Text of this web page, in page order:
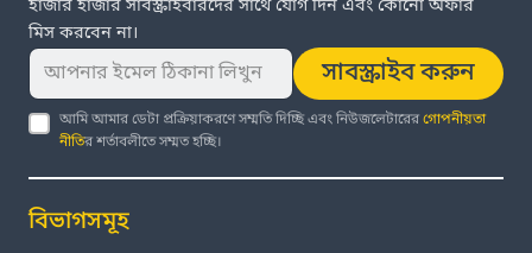
হাজার হাজার সাবস্ক্রাইবারদের সাথে যোগ দিন এবং কোনো অফার
মিস করবেন না।
সাবস্ক্রাইব করুন
আমি আমার ডেটা প্রক্রিয়াকরণে সম্মতি দিচ্ছি এবং নিউজলেটারেরগোপনীয়তা
নীতির শর্তাবলীতে সম্মত হচ্ছি।
বিভাগসমূহ